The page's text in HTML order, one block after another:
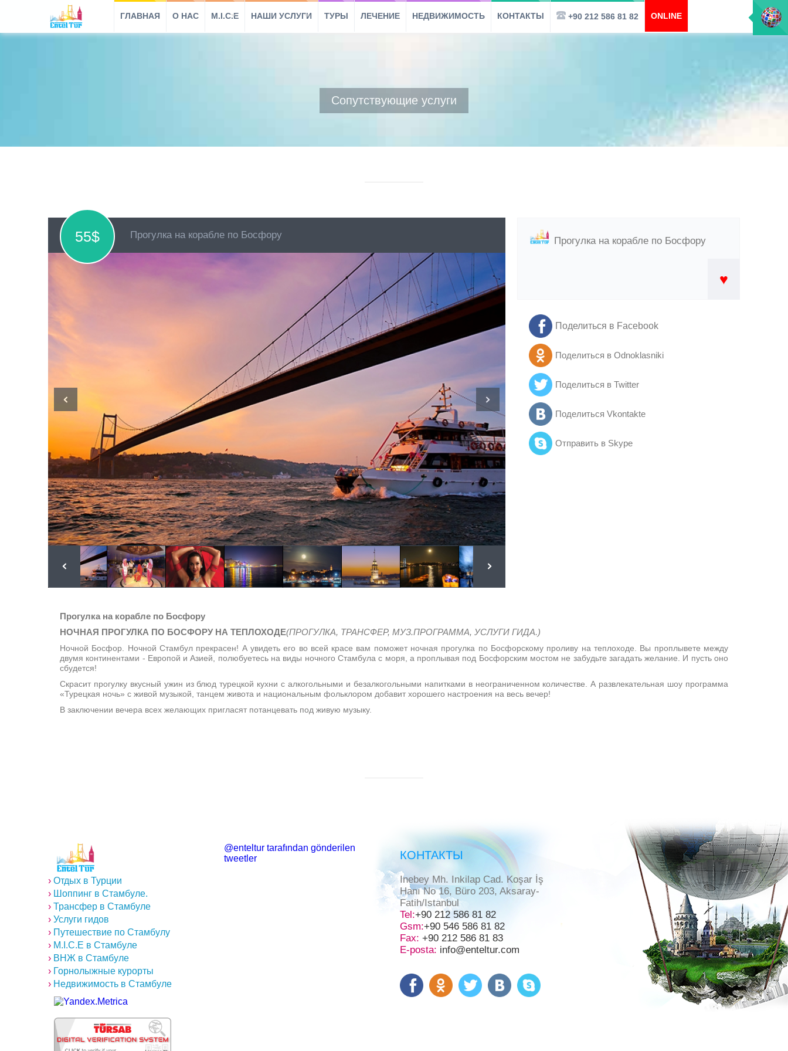
ГЛАВНАЯ O HAC M.I.C.E НАШИ УСЛУГИ ТУРЫ ЛЕЧЕНИЕ НЕДВИЖИМОСТЬ КОНТАКТЫ +90 212 586 81 82 ONLINE
Сопутствующие услуги
55$ Прогулка на корабле по Босфору
Прогулка на корабле по Босфору
♥
Поделиться в Facebook
Поделиться в Odnoklasniki
Поделиться в Twitter
Поделиться Vkontakte
Отправить в Skype
Прогулка на корабле по Босфору
НОЧНАЯ ПРОГУЛКА ПО БОСФОРУ НА ТЕПЛОХОДЕ(ПРОГУЛКА, ТРАНСФЕР, МУЗ.ПРОГРАММА, УСЛУГИ ГИДА.)
Ночной Босфор. Ночной Стамбул прекрасен! А увидеть его во всей красе вам поможет ночная прогулка по Босфорскому проливу на теплоходе. Вы проплывете между
двумя континентами - Европой и Азией, полюбуетесь на виды ночного Стамбула с моря, а проплывая под Босфорским мостом не забудьте загадать желание. И пусть оно
сбудется!
Скрасит прогулку вкусный ужин из блюд турецкой кухни с алкогольными и безалкогольными напитками в неограниченном количестве. А развлекательная шоу программа
«Турецкая ночь» с живой музыкой, танцем живота и национальным фольклором добавит хорошего настроения на весь вечер!
В заключении вечера всех желающих пригласят потанцевать под живую музыку.
› Отдых в Турции
› Шоппинг в Стамбуле.
› Трансфер в Стамбуле
› Услуги гидов
› Путешествие по Стамбулу
› M.I.C.E в Стамбуле
› ВНЖ в Стамбуле
› Горнолыжные курорты
› Недвижимость в Стамбуле
@enteltur tarafından gönderilen
tweetler
КОНТАКТЫ
Inebey Mh. Inkilap Cad. Koşar İş
Hanı No 16, Büro 203, Aksaray-
Fatih/Istanbul
Tel:+90 212 586 81 82
Gsm:+90 546 586 81 82
Fax: +90 212 586 81 83
E-posta: info@enteltur.com